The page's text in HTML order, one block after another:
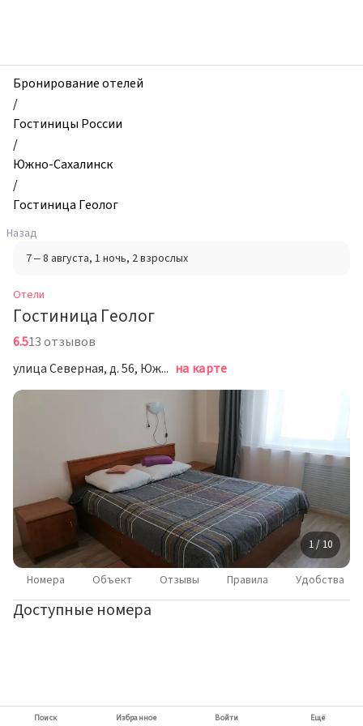
Гостиница
Геолог,
Южно-
Сахалинск,
Россия
Бронирование отелей
/
Гостиницы России
/
Южно-Сахалинск
/
Гостиница Геолог
Назад
7 – 8 августа, 1 ночь, 2 взрослых
Отели
Гостиница Геолог
6.513 отзывов
улица Северная, д. 56, Южно-Сахалинск на карте
1 / 10
Номера Объект Отзывы Правила Удобства
Доступные номера
Поиск Избранное Войти Ещё